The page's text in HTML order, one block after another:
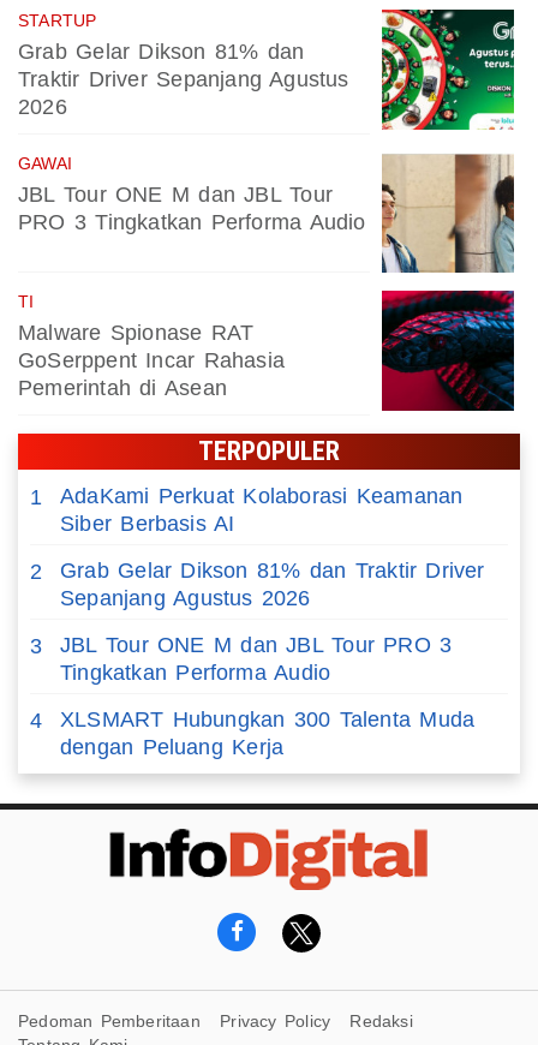
STARTUP
Grab Gelar Dikson 81% dan
Traktir Driver Sepanjang Agustus
2026
GAWAI
JBL Tour ONE M dan JBL Tour
PRO 3 Tingkatkan Performa Audio
TI
Malware Spionase RAT
GoSerppent Incar Rahasia
Pemerintah di Asean
TERPOPULER
1
AdaKami Perkuat Kolaborasi Keamanan
Siber Berbasis AI
2
Grab Gelar Dikson 81% dan Traktir Driver
Sepanjang Agustus 2026
3
JBL Tour ONE M dan JBL Tour PRO 3
Tingkatkan Performa Audio
4
XLSMART Hubungkan 300 Talenta Muda
dengan Peluang Kerja
Pedoman Pemberitaan Privacy Policy
Redaksi